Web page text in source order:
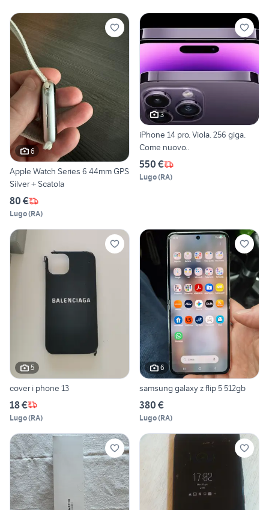
6
Apple Watch Series 6 44mm GPS
Silver + Scatola
80 €
Lugo(RA)
3
iPhone 14 pro. Viola. 256 giga.
Come nuovo..
550 €
Lugo(RA)
5
cover i phone 13
18 €
Lugo(RA)
6
samsung galaxy z flip 5 512gb
380 €
Lugo(RA)